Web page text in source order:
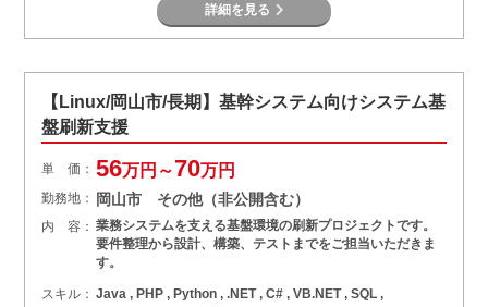
詳細を見る
【Linux/岡山市/長期】基幹システム向けシステム基
盤刷新支援
単 価： 56万円～70万円
勤務地： 岡山市 その他（非公開含む）
内 容： 業務システムを支える基盤環境の刷新プロジェクトです。
要件整理から設計、構築、テストまでをご担当いただきま
す。
スキル： Java , PHP , Python , .NET , C# , VB.NET , SQL ,